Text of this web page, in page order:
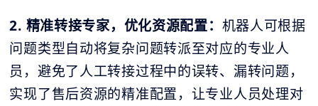
2. 精准转接专家，优化资源配置： 机器人可根据
问题类型自动将复杂问题转派至对应的专业人
员，避免了人工转接过程中的误转、漏转问题，
实现了售后资源的精准配置，让专业人员处理对